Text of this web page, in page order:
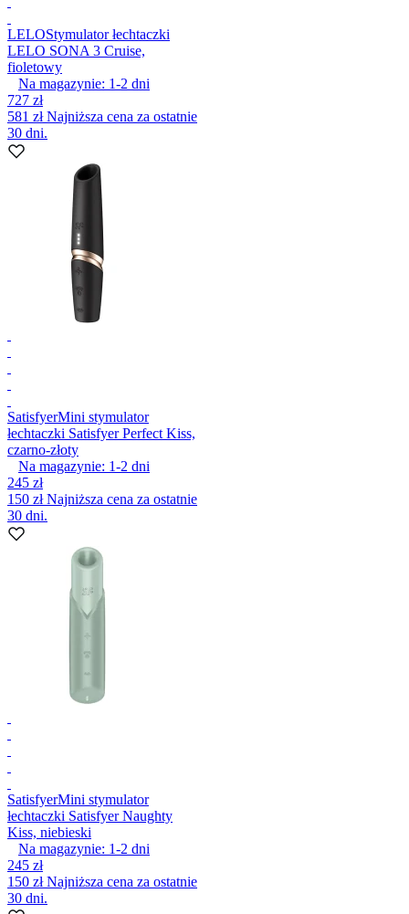
LELOStymulator łechtaczki
LELO SONA 3 Cruise,
fioletowy
Na magazynie: 1-2 dni
727 zł
581 złNajniższa cena za ostatnie
30 dni.
SatisfyerMini stymulator
łechtaczki Satisfyer Perfect Kiss,
czarno-złoty
Na magazynie: 1-2 dni
245 zł
150 złNajniższa cena za ostatnie
30 dni.
SatisfyerMini stymulator
łechtaczki Satisfyer Naughty
Kiss, niebieski
Na magazynie: 1-2 dni
245 zł
150 złNajniższa cena za ostatnie
30 dni.